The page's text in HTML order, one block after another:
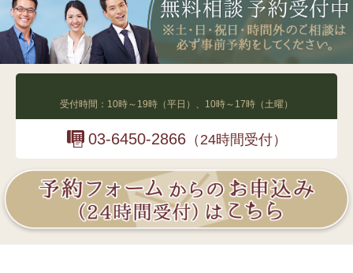
受付時間：10時～19時（平日）、10時～17時（土曜）
03-6450-2866（24時間受付）